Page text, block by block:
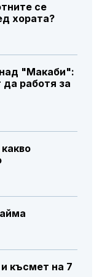
се
хората?
"Макаби":
работя за
късмет на 7